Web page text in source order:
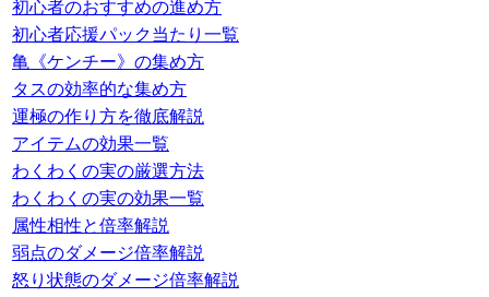
初心者のおすすめの進め方
初心者応援パック当たり一覧
亀《ケンチー》の集め方
タスの効率的な集め方
運極の作り方を徹底解説
アイテムの効果一覧
わくわくの実の厳選方法
わくわくの実の効果一覧
属性相性と倍率解説
弱点のダメージ倍率解説
怒り状態のダメージ倍率解説